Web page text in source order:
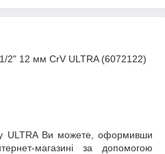
2" 12 мм CrV ULTRA (6072122)
ULTRA Ви можете, оформивши
магазині за допомогою